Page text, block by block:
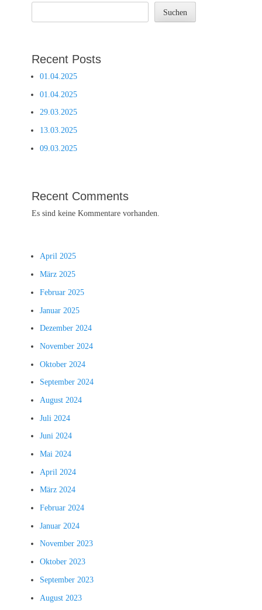
Suchen
Recent Posts
01.04.2025
01.04.2025
29.03.2025
13.03.2025
09.03.2025
Recent Comments
Es sind keine Kommentare vorhanden.
April 2025
März 2025
Februar 2025
Januar 2025
Dezember 2024
November 2024
Oktober 2024
September 2024
August 2024
Juli 2024
Juni 2024
Mai 2024
April 2024
März 2024
Februar 2024
Januar 2024
November 2023
Oktober 2023
September 2023
August 2023